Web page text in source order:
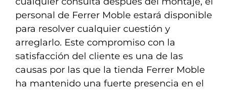
personal de Ferrer Moble estará disponible
para resolver cualquier cuestión y
arreglarlo. Este compromiso con la
satisfacción del cliente es una de las
causas por las que la tienda Ferrer Moble
ha mantenido una fuerte presencia en el